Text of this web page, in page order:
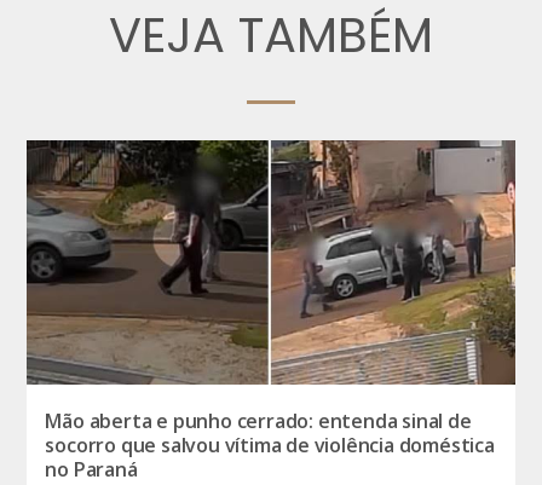
VEJA TAMBÉM
Mão aberta e punho cerrado: entenda sinal de
socorro que salvou vítima de violência doméstica
no Paraná